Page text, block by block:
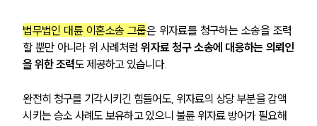
법무법인 대륜 이혼소송 그룹은 위자료를 청구하는 소송을 조력
할 뿐만 아니라 위 사례처럼 위자료 청구 소송에 대응하는 의뢰인
을 위한 조력도 제공하고 있습니다.
완전히 청구를 기각시키긴 힘들어도, 위자료의 상당 부분을 감액
시키는 승소 사례도 보유하고 있으니 불륜 위자료 방어가 필요해